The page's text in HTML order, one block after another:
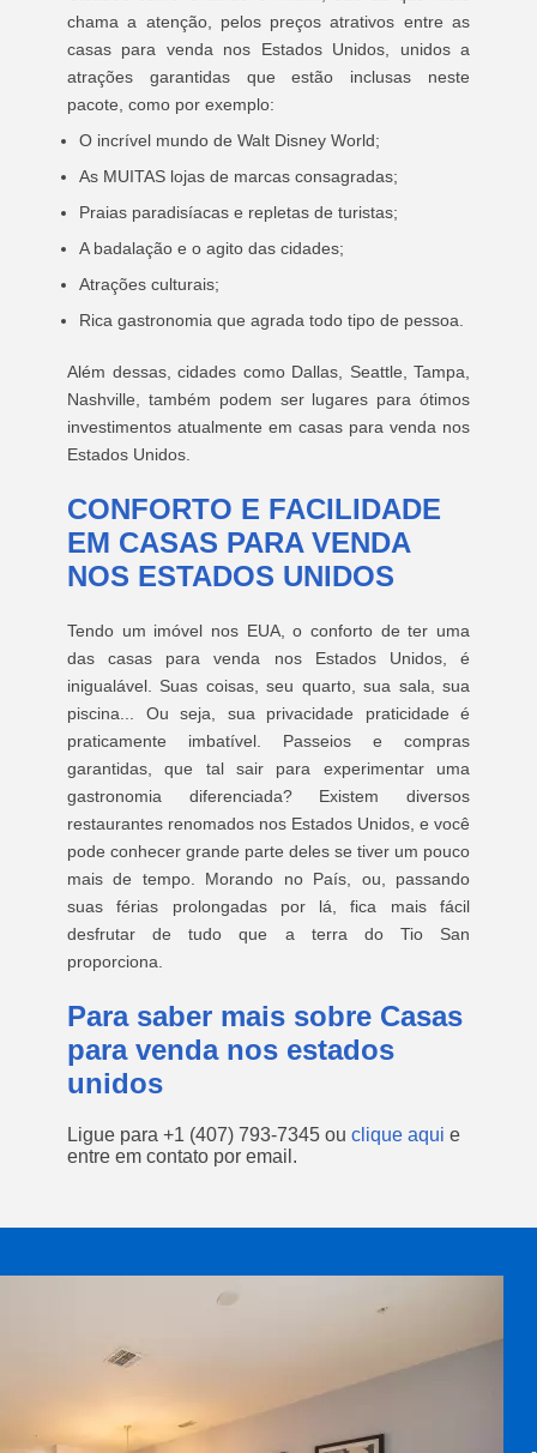
chama a atenção, pelos preços atrativos entre as
casas para venda nos Estados Unidos, unidos a
atrações garantidas que estão inclusas neste
pacote, como por exemplo:
O incrível mundo de Walt Disney World;
As MUITAS lojas de marcas consagradas;
Praias paradisíacas e repletas de turistas;
A badalação e o agito das cidades;
Atrações culturais;
Rica gastronomia que agrada todo tipo de pessoa.
Além dessas, cidades como Dallas, Seattle, Tampa,
Nashville, também podem ser lugares para ótimos
investimentos atualmente em casas para venda nos
Estados Unidos.
CONFORTO E FACILIDADE
EM CASAS PARA VENDA
NOS ESTADOS UNIDOS
Tendo um imóvel nos EUA, o conforto de ter uma
das casas para venda nos Estados Unidos, é
inigualável. Suas coisas, seu quarto, sua sala, sua
piscina... Ou seja, sua privacidade praticidade é
praticamente imbatível. Passeios e compras
garantidas, que tal sair para experimentar uma
gastronomia diferenciada? Existem diversos
restaurantes renomados nos Estados Unidos, e você
pode conhecer grande parte deles se tiver um pouco
mais de tempo. Morando no País, ou, passando
suas férias prolongadas por lá, fica mais fácil
desfrutar de tudo que a terra do Tio San
proporciona.
Para saber mais sobre Casas
para venda nos estados
unidos
Ligue para +1 (407) 793-7345 ou clique aqui e
entre em contato por email.